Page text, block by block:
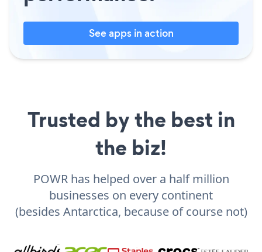
See apps in action
Trusted by the best in
the biz!
POWR has helped over a half million
businesses on every continent
(besides Antarctica, because of course not)